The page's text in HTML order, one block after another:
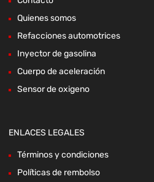
Quienes somos
Refacciones automotrices
Inyector de gasolina
Cuerpo de aceleración
Sensor de oxigeno
ENLACES LEGALES
Términos y condiciones
Políticas de rembolso